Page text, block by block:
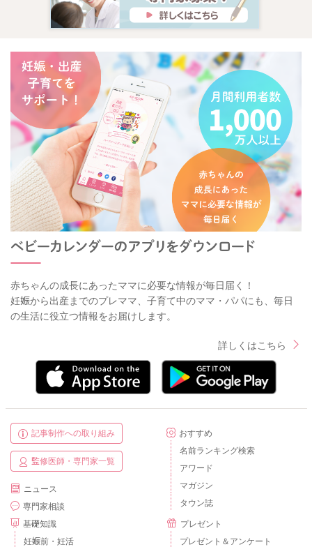
赤ちゃんの成長にあったママに必要な情報が毎日届く！
妊娠から出産までのプレママ、子育て中のママ・パパにも、毎日
の生活に役立つ情報をお届けします。
詳しくはこちら
記事制作への取り組み
監修医師・専門家一覧
ニュース
専門家相談
基礎知識
妊娠前・妊活
おすすめ
名前ランキング検索
アワード
マガジン
タウン誌
プレゼント
プレゼント＆アンケート